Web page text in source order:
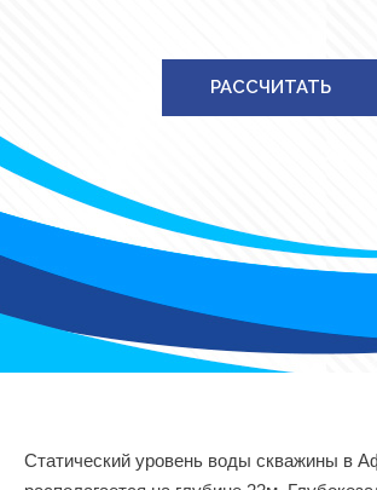
РАССЧИТАТЬ
Статический уровень воды скважины в